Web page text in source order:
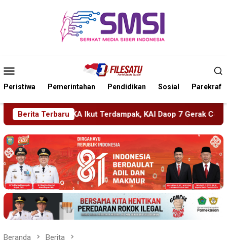
Mobile
Peristiwa Pemerintahan Pendidikan Sosial Parekraf
Berita Terbaru
Daop 7 Gerak Cepat Pulihkan Layanan PMR Wira
Beranda Berita